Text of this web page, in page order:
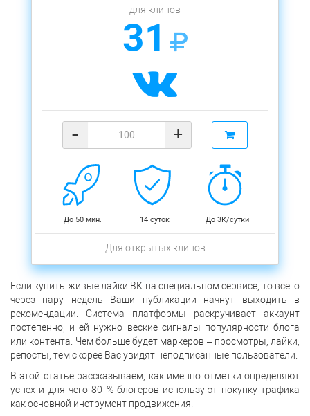
для клипов
31
- +
До 50 мин. 14 суток До 3К/сутки
Для открытых клипов
Если купить живые лайки ВК на специальном сервисе, то всего
через пару недель Ваши публикации начнут выходить в
рекомендации. Система платформы раскручивает аккаунт
постепенно, и ей нужно веские сигналы популярности блога
или контента. Чем больше будет маркеров – просмотры, лайки,
репосты, тем скорее Вас увидят неподписанные пользователи.
В этой статье рассказываем, как именно отметки определяют
успех и для чего 80 % блогеров используют покупку трафика
как основной инструмент продвижения.